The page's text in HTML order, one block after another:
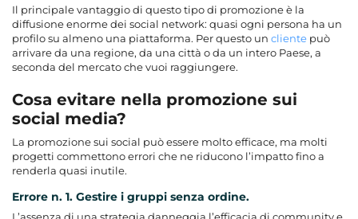
Il principale vantaggio di questo tipo di promozione è la
diffusione enorme dei social network: quasi ogni persona ha un
profilo su almeno una piattaforma. Per questo un cliente può
arrivare da una regione, da una città o da un intero Paese, a
seconda del mercato che vuoi raggiungere.
Cosa evitare nella promozione sui
social media?
La promozione sui social può essere molto efficace, ma molti
progetti commettono errori che ne riducono l’impatto fino a
renderla quasi inutile.
Errore n. 1. Gestire i gruppi senza ordine.